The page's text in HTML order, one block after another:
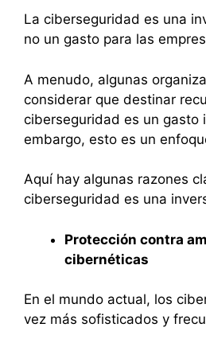
La ciberseguridad es una
no un gasto para las
A menudo, algunas
considerar que destinar
ciberseguridad es un gasto
embargo, esto es un
Aquí hay algunas razones
ciberseguridad es una
Protección contra
cibernéticas
En el mundo actual, los
vez más sofisticados y